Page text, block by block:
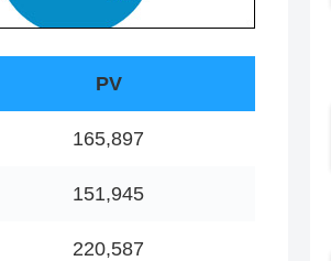
PV
165,897
151,945
220,587